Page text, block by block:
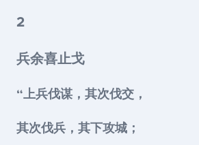
2
兵余喜止戈
“上兵伐谋，其次伐交，
其次伐兵，其下攻城；